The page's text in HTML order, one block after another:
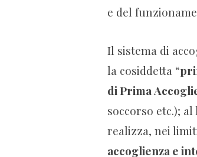
e del
Il sistema di
la cosiddetta “
di Prima
soccorso etc.); al
realizza, nei
accoglienza e